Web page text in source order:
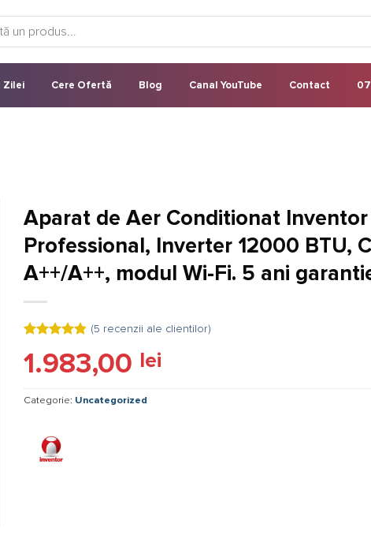
Zilei Cere Ofertă Blog Canal YouTube Contact
Aparat de Aer Conditionat Inventor
Professional, Inverter 12000 BTU,
A++/A++, modul Wi-Fi. 5 ani
4.80din 5
pe baza a
la clienți
(5 recenzii ale clientilor)
1.983,00 lei
Categorie: Uncategorized